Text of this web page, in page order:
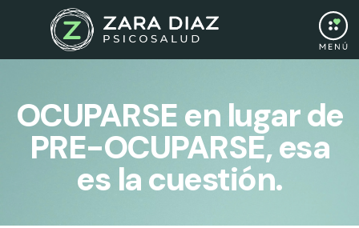
OCUPARSE en lugar de
PRE-OCUPARSE, esa
es la cuestión.